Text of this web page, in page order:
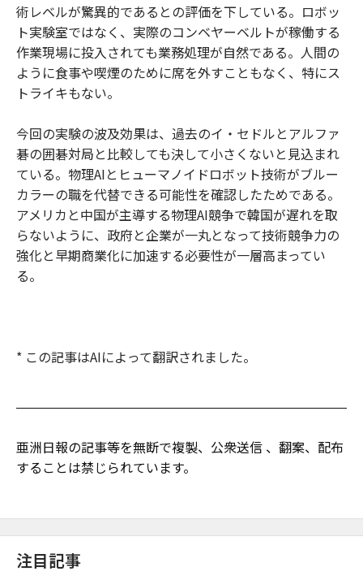
術レベルが驚異的であるとの評価を下している。ロボッ
ト実験室ではなく、実際のコンベヤーベルトが稼働する
作業現場に投入されても業務処理が自然である。人間の
ように食事や喫煙のために席を外すこともなく、特にス
トライキもない。
今回の実験の波及効果は、過去のイ・セドルとアルファ
碁の囲碁対局と比較しても決して小さくないと見込まれ
ている。物理AIとヒューマノイドロボット技術がブルー
カラーの職を代替できる可能性を確認したためである。
アメリカと中国が主導する物理AI競争で韓国が遅れを取
らないように、政府と企業が一丸となって技術競争力の
強化と早期商業化に加速する必要性が一層高まってい
る。
* この記事はAIによって翻訳されました。
亜洲日報の記事等を無断で複製、公衆送信 、翻案、配布
することは禁じられています。
注目記事